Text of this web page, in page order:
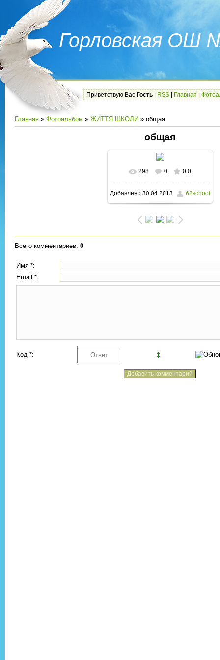
Горловская ОШ
Приветствую Вас Гость RSS Главная
Главная » Фотоальбом » ЖИТТЯ ШКОЛИ » общая
общая
В реальном размере
1600x1200/ 202.1Kb
298 0 0.0
Добавлено30.04.2013 62school
Всего комментариев: 0
Имя *:
Email *:
Код *: